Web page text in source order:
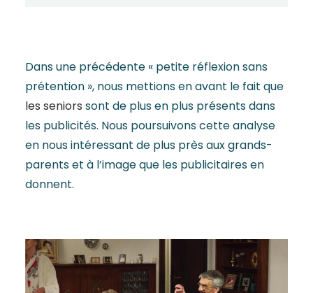
Dans une précédente « petite réflexion sans
prétention », nous mettions en avant le fait que
les seniors sont de plus en plus présents dans
les publicités. Nous poursuivons cette analyse
en nous intéressant de plus près aux grands-
parents et à l’image que les publicitaires en
donnent.